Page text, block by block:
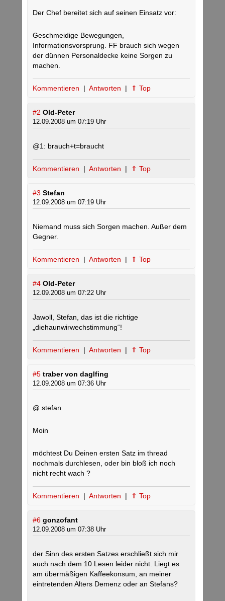
Der Chef bereitet sich auf seinen Einsatz vor:
Geschmeidige Bewegungen,
Informationsvorsprung. FF brauch sich wegen
der dünnen Personaldecke keine Sorgen zu
machen.
Kommentieren | Antworten | ⇑ Top
#2 Old-Peter
12.09.2008 um 07:19 Uhr
@1: brauch+t=braucht
Kommentieren | Antworten | ⇑ Top
#3 Stefan
12.09.2008 um 07:19 Uhr
Niemand muss sich Sorgen machen. Außer dem
Gegner.
Kommentieren | Antworten | ⇑ Top
#4 Old-Peter
12.09.2008 um 07:22 Uhr
Jawoll, Stefan, das ist die richtige
„diehaunwirwechstimmung“!
Kommentieren | Antworten | ⇑ Top
#5 traber von daglfing
12.09.2008 um 07:36 Uhr
@ stefan
Moin
möchtest Du Deinen ersten Satz im thread
nochmals durchlesen, oder bin bloß ich noch
nicht recht wach ?
Kommentieren | Antworten | ⇑ Top
#6 gonzofant
12.09.2008 um 07:38 Uhr
der Sinn des ersten Satzes erschließt sich mir
auch nach dem 10 Lesen leider nicht. Liegt es
am übermäßigen Kaffeekonsum, an meiner
eintretenden Alters Demenz oder an Stefans?